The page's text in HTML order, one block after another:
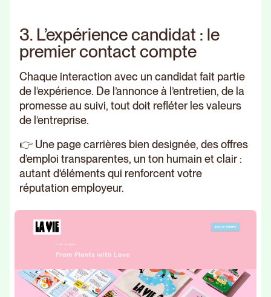
3. L’expérience candidat : le
premier contact compte
Chaque interaction avec un candidat fait partie
de l’expérience. De l’annonce à l’entretien, de la
promesse au suivi, tout doit refléter les valeurs
de l’entreprise.
👉 Une page carrières bien designée, des offres
d’emploi transparentes, un ton humain et clair :
autant d’éléments qui renforcent votre
réputation employeur.